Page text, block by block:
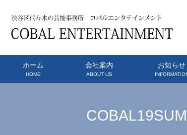
ホーム
HOME
会社案内
ABOUT US
お知らせ